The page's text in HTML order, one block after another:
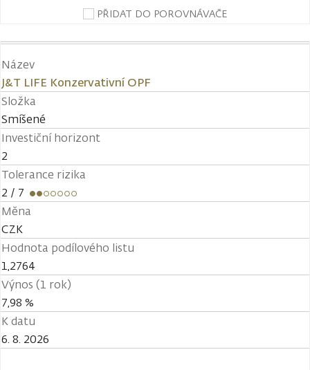
PŘIDAT DO POROVNÁVAČE
Název
J&T LIFE Konzervativní OPF
Složka
Smíšené
Investiční horizont
2
Tolerance rizika
2 / 7
Měna
CZK
Hodnota podílového listu
1,2764
Výnos (1 rok)
7,98 %
K datu
6. 8. 2026